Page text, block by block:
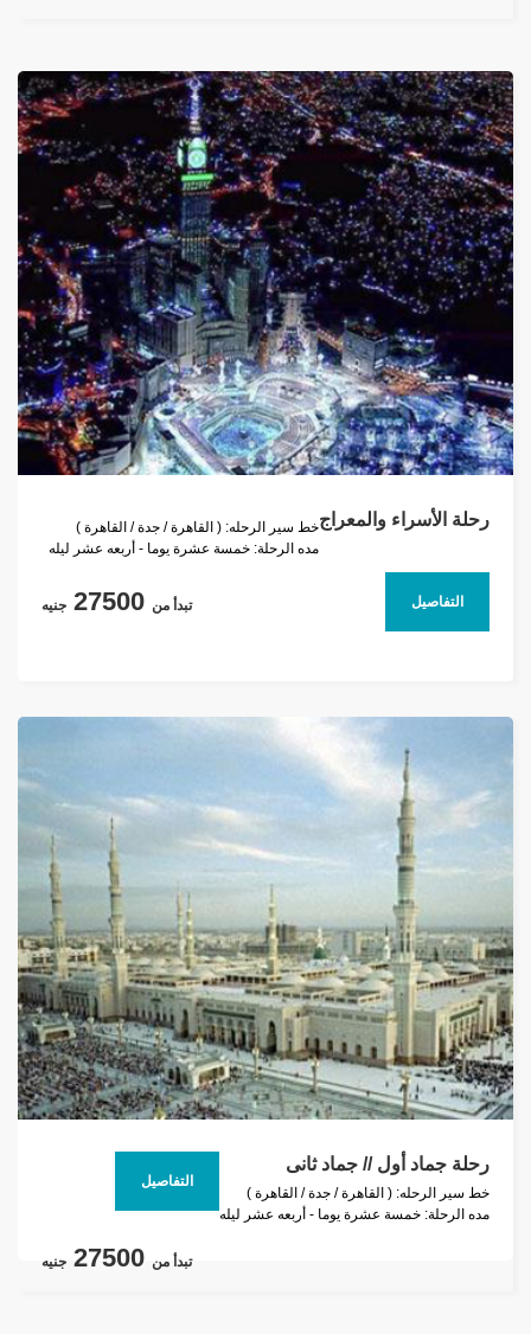
رحلة الأسراء والمعراجخط سير الرحله: ( القاهرة / جدة / القاهرة )
مده الرحلة: خمسة عشرة يوما - أربعه عشر ليله
التفاصيل تبدأ من جنيه
رحلة جماد أول // جماد ثانى
خط سير الرحله: ( القاهرة / جدة / القاهرة )
مده الرحلة: خمسة عشرة يوما - أربعه عشر ليله
التفاصيل
تبدأ من جنيه